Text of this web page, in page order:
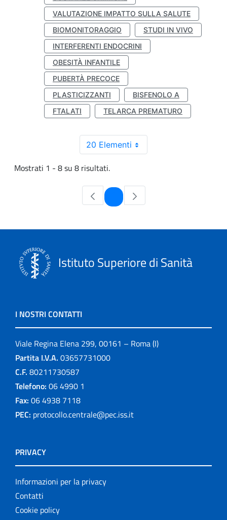
VALUTAZIONE IMPATTO SULLA SALUTE
BIOMONITORAGGIO
STUDI IN VIVO
INTERFERENTI ENDOCRINI
OBESITÀ INFANTILE
PUBERTÀ PRECOCE
PLASTICIZZANTI
BISFENOLO A
FTALATI
TELARCA PREMATURO
20 Elementi
Mostrati 1 - 8 su 8 risultati.
Pagina
Istituto Superiore di Sanità
I NOSTRI CONTATTI
Viale Regina Elena 299, 00161 – Roma (I)
Partita I.V.A. 03657731000
C.F. 80211730587
Telefono: 06 4990 1
Fax: 06 4938 7118
PEC: protocollo.centrale@pec.iss.it
PRIVACY
Informazioni per la privacy
Contatti
Cookie policy